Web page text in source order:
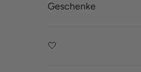
Geschenke
🤍